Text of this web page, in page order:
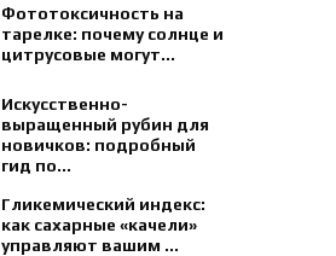
Фототоксичность на
тарелке: почему солнце и
цитрусовые могут...
Искусственно-
выращенный рубин для
новичков: подробный
гид по...
Гликемический индекс:
как сахарные «качели»
управляют вашим ...